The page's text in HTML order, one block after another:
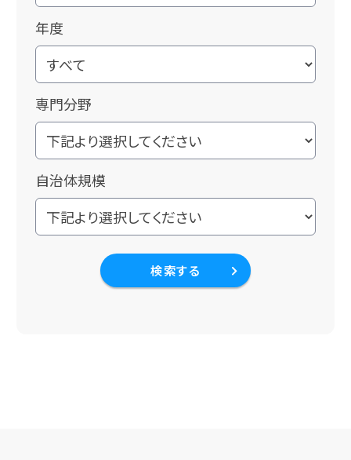
年度
専門分野
自治体規模
検索する